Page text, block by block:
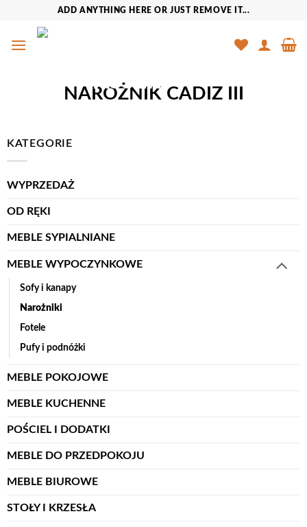
zawartości
ADD ANYTHING HERE OR JUST REMOVE IT...
NAROŻNIK CADIZ III
KATEGORIE
WYPRZEDAŻ
OD RĘKI
MEBLE SYPIALNIANE
MEBLE WYPOCZYNKOWE
Sofy i kanapy
Narożniki
Fotele
Pufy i podnóżki
MEBLE POKOJOWE
MEBLE KUCHENNE
POŚCIEL I DODATKI
MEBLE DO PRZEDPOKOJU
MEBLE BIUROWE
STOŁY I KRZESŁA